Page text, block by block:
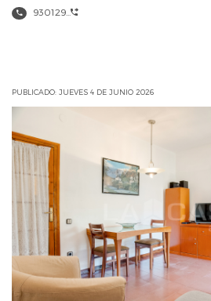
930129...
PUBLICADO: JUEVES 4 DE JUNIO 2026